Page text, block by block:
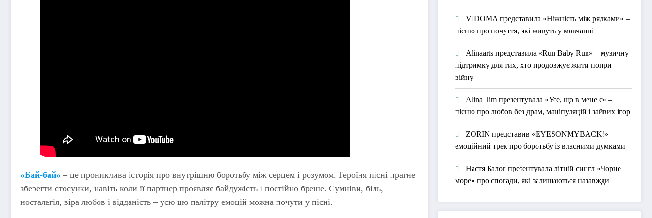
«Бай-бай» – це прониклива історія про внутрішню боротьбу між серцем і розумом. Героїня пісні прагне
зберегти стосунки, навіть коли її партнер проявляє байдужість і постійно бреше. Сумніви, біль,
ностальгія, віра любов і відданість – усю цю палітру емоцій можна почути у пісні.
VIDOMA представила «Ніжність між рядками» –
пісню про почуття, які живуть у мовчанні
Alinaarts представила «Run Baby Run» – музичну
підтримку для тих, хто продовжує жити попри
війну
Alina Tim презентувала «Усе, що в мене є» –
пісню про любов без драм, маніпуляцій і зайвих ігор
ZORIN представив «EYESONMYBACK!» –
емоційний трек про боротьбу із власними думками
Настя Балог презентувала літній сингл «Чорне
море» про спогади, які залишаються назавжди